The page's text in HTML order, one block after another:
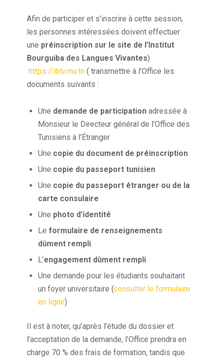
Afin de participer et s’inscrire à cette session,
les personnes intéressées doivent effectuer
une préinscription sur le site de l’Institut
Bourguiba des Langues Vivantes)
https://iblv.rnu.tn ( transmettre à l’Office les
documents suivants :
Une demande de participation adressée à
Monsieur le Directeur général de l’Office des
Tunisiens à l’Étranger
Une copie du document de préinscription
Une copie du passeport tunisien
Une copie du passeport étranger ou de la
carte consulaire
Une photo d’identité
Le formulaire de renseignements
dûment rempli
L’engagement dûment rempli
Une demande pour les étudiants souhaitant
un foyer universitaire (consulter le formulaire
en ligne)
Il est à noter, qu’après l’étude du dossier et
l’acceptation de la demande, l’Office prendra en
charge 70 % des frais de formation, tandis que